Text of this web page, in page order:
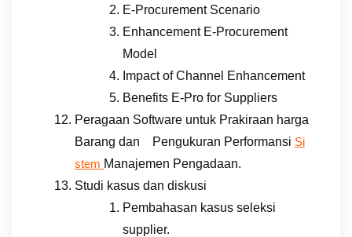
E-Procurement Scenario
Enhancement E-Procurement
Model
Impact of Channel Enhancement
Benefits E-Pro for Suppliers
Peragaan Software untuk Prakiraan harga
Barang dan Pengukuran Performansi Si
stem Manajemen Pengadaan.
Studi kasus dan diskusi
Pembahasan kasus seleksi
supplier.